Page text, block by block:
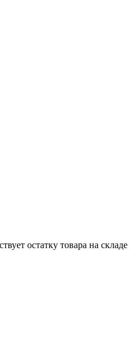
остатку товара на складе